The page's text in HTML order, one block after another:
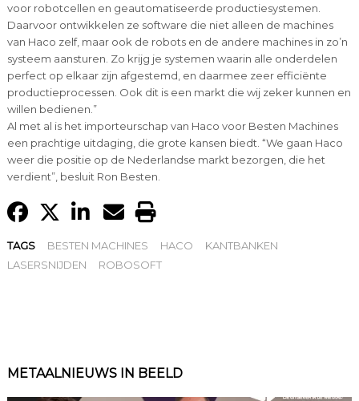
voor robotcellen en geautomatiseerde productiesystemen.
Daarvoor ontwikkelen ze software die niet alleen de machines
van Haco zelf, maar ook de robots en de andere machines in zo’n
systeem aansturen. Zo krijg je systemen waarin alle onderdelen
perfect op elkaar zijn afgestemd, en daarmee zeer efficiënte
productieprocessen. Ook dit is een markt die wij zeker kunnen en
willen bedienen.”
Al met al is het importeurschap van Haco voor Besten Machines
een prachtige uitdaging, die grote kansen biedt. “We gaan Haco
weer die positie op de Nederlandse markt bezorgen, die het
verdient”, besluit Ron Besten.
TAGS BESTEN MACHINES HACO
KANTBANKEN
LASERSNIJDEN
ROBOSOFT
METAALNIEUWS IN BEELD